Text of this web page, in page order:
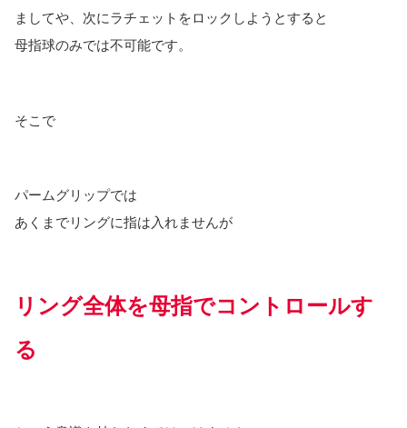
ましてや、次にラチェットをロックしようとすると
母指球のみでは不可能です。
そこで
パームグリップでは
あくまでリングに指は入れませんが
リング全体を母指でコントロールす
る